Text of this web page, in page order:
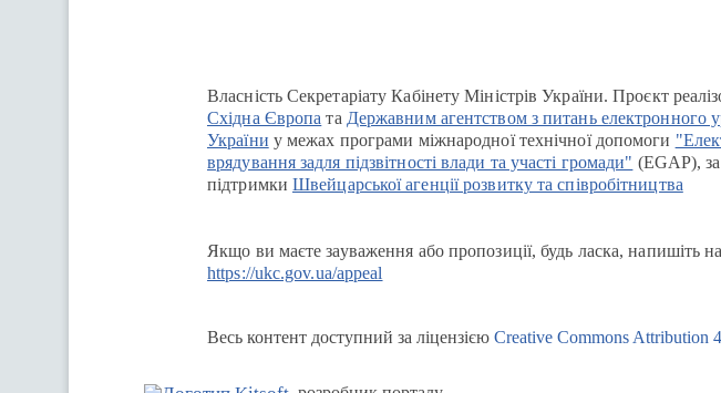
Власність Секретаріату Кабінету Міністрів України. Проєкт
Східна Європа та Державним агентством з питань електронного
України у межах програми міжнародної технічної допомоги
врядування задля підзвітності влади та участі громади" (EGAP),
підтримки Швейцарської агенції розвитку та співробітництва
Якщо ви маєте зауваження або пропозиції, будь ласка, напишіть
https://ukc.gov.ua/appeal
Весь контент доступний за ліцензією Creative Commons Attribution